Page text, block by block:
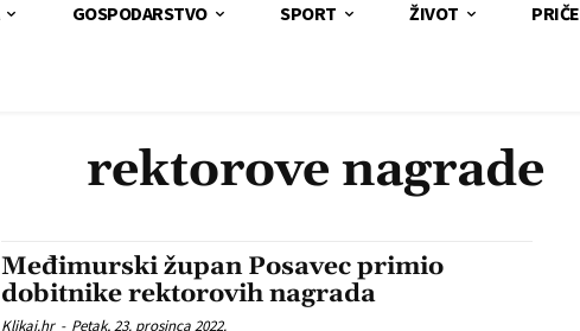
GOSPODARSTVO SPORT ŽIVOT PRIČE
rektorove nagrade
Međimurski župan Posavec primio
dobitnike rektorovih nagrada
Klikaj.hr - Petak, 23. prosinca 2022.